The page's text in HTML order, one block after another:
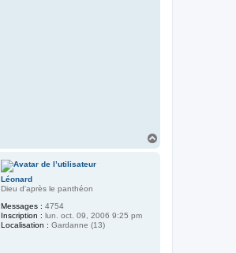
Léonard
Dieu d'après le panthéon
Messages : 4754
Inscription : lun. oct. 09, 2006 9:25 pm
Localisation : Gardanne (13)